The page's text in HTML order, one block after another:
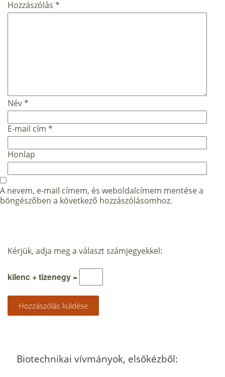
Hozzászólás *
Név*
E-mail cím *
Honlap
A nevem, e-mail címem, és weboldalcímem mentése a
böngészőben a következő hozzászólásomhoz.
Kérjük, adja meg a választ számjegyekkel:
kilenc + tizenegy =
Biotechnikai vívmányok, elsőkézből: